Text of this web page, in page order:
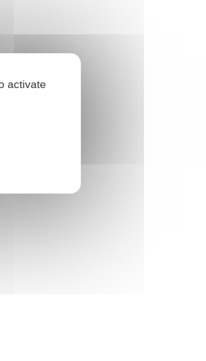
activate